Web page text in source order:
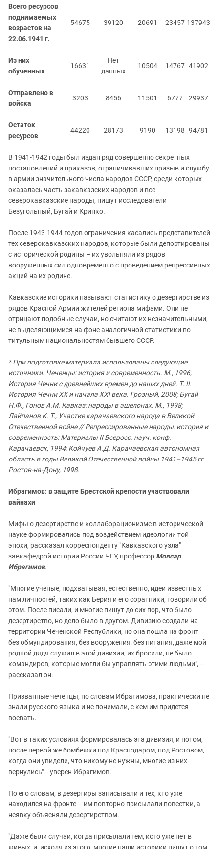
Всего ресурсов
поднимаемых
возрастов на
22.06.1941 г.
54675 39120 20691 23457 137943
Из них
обученных
16631
Нет
данных
10504 14767 41902
Отправлено в
войска
3203 8456 11501 6777 29937
Остаток
ресурсов
44220 28173 9190 13198 94781
В 1941-1942 годы был издан ряд совершенно секретных
постановлений и приказов, ограничивавших призыв и службу
в армии значительного числа народов СССР, среди которых
оказалась часть закавказских народов и все
северокавказские народы, пишут исследователи
Безугольный, Бугай и Кринко.
После 1943-1944 годов ограничения касались представителей
тех северокавказских народов, которые были депортированы
с исторической родины – их увольняли из рядов
вооруженных сил одновременно с проведением репрессивных
акций на их родине.
Кавказские историки называют статистику о дезертирстве из
рядов Красной Армии жителей региона мифами. Они не
отрицают подобные случаи, но считают их незначительными,
не выделяющимися на фоне аналогичной статистики по
титульным национальностям бывшего СССР.
* При подготовке материала использованы следующие
источники. Чеченцы: история и современность. М., 1996;
История Чечни с древнейших времен до наших дней. Т. II.
История Чечни XX и начала XXI века. Грозный, 2008; Бугай
Н.Ф., Гонов А.М. Кавказ: народы в эшелонах. М., 1998;
Лайпанов К. Т., Участие карачаевского народа в Великой
Отечественной войне // Репрессированные народы: история и
современность: Материалы II Всеросс. науч. конф.
Карачаевск, 1994; Койчуев А.Д. Карачаевская автономная
область в годы Великой Отечественной войны 1941–1945 гг.
Ростов-на-Дону, 1998.
Ибрагимов: в защите Брестской крепости участвовали
вайнахи
Мифы о дезертирстве и коллаборационизме в исторической
науке формировались под воздействием идеологии той
эпохи, рассказал корреспонденту "Кавказского узла"
завкафедрой истории России ЧГУ, профессор Мовсар
Ибрагимов.
"Многие ученые, подхватывая, естественно, идеи известных
нам личностей, таких как Берия и его соратники, говорили об
этом. После писали, и многие пишут до сих пор, что было
дезертирство, но дело было в другом. Дивизию создали на
территории Чеченской Республики, но она пошла на фронт
без обмундирования, без вооружения, без питания, даже мой
родной дядя служил в этой дивизии, их бросили, не было
командиров, которые могли бы управлять этими людьми", –
рассказал он.
Призванные чеченцы, по словам Ибрагимова, практически не
знали русского языка и не понимали, с кем им придется
воевать.
"Вот в таких условиях формировалась эта дивизия, и потом,
после первой же бомбежки под Краснодаром, под Ростовом,
когда они увидели, что никому не нужны, многие из них
вернулись", - уверен Ибрагимов.
По его словам, в дезертиры записывали и тех, кто уже
находился на фронте – им повторно присылали повестки, а
неявку объясняли дезертирством.
"Даже были случаи, когда присылали тем, кого уже нет в
живых, и, исходя из этого, многие наши историки пишут о том,